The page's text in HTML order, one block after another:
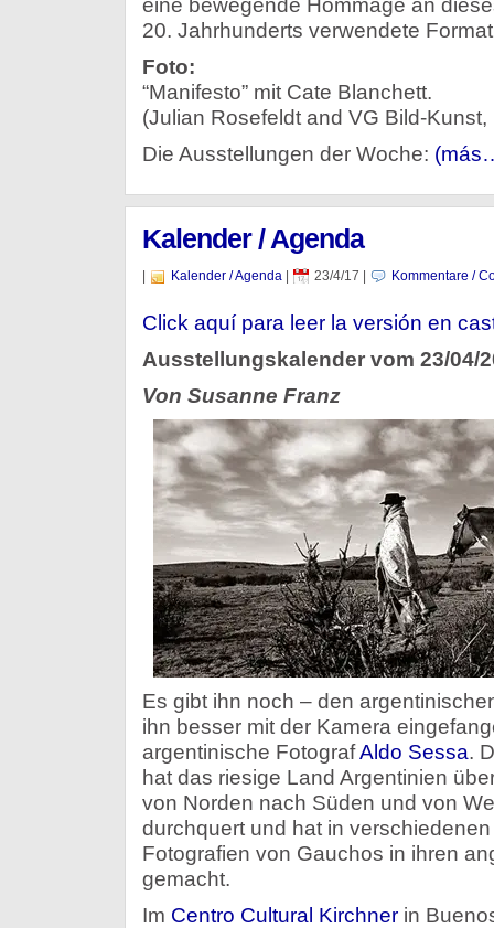
eine bewegende Hommage an
20. Jahrhunderts verwendete
Foto:
“Manifesto” mit Cate Blanchett.
(Julian Rosefeldt and VG Bild-
Die Ausstellungen der Woche:
Kalender / Agenda
Kalender / Agenda| 23/4/17 Kommentare /
Click aquí para leer la versión en
Ausstellungskalender vom 23/04/
Von Susanne Franz
Es gibt ihn noch – den
ihn besser mit der Kamera
argentinische FotografAldo Sessa.
hat das riesige Land Argentinien
von Norden nach Süden und von
durchquert und hat in
Fotografien von Gauchos in ihren
gemacht.
Im Centro Cultural Kirchnerin